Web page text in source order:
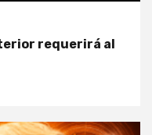
requerirá al